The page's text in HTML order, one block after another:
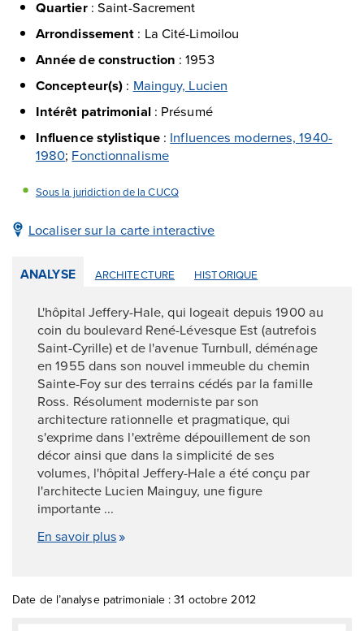
Quartier: Saint-Sacrement
Arrondissement : La Cité-Limoilou
Année de construction :1953
Concepteur(s) : Mainguy, Lucien
Intérêt patrimonial: Présumé
Influence stylistique: Influences modernes, 1940-
1980; Fonctionnalisme
Sous la juridiction de la CUCQ
Localiser sur la carte interactive
ANALYSE ARCHITECTURE HISTORIQUE
L'hôpital Jeffery-Hale, qui logeait depuis 1900 au
coin du boulevard René-Lévesque Est (autrefois
Saint-Cyrille) et de l'avenue Turnbull, déménage
en 1955 dans son nouvel immeuble du chemin
Sainte-Foy sur des terrains cédés par la famille
Ross. Résolument moderniste par son
architecture rationnelle et pragmatique, qui
s'exprime dans l'extrême dépouillement de son
décor ainsi que dans la simplicité de ses
volumes, l'hôpital Jeffery-Hale a été conçu par
l'architecte Lucien Mainguy, une figure
importante ...
En savoir plus
Date de l’analyse patrimoniale : 31 octobre 2012